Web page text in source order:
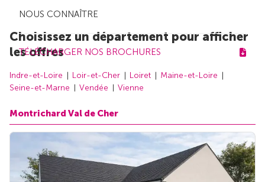
NOUS CONNAÎTRE
TÉLÉCHARGER NOS BROCHURES
Choisissez un département pour afficher
les offres
Indre-et-Loire Loir-et-Cher Loiret
Maine-et-Loire
Seine-et-Marne
Vendée Vienne
Montrichard Val de Cher